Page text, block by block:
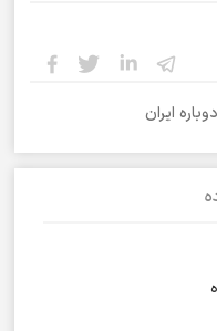
دوباره ایران